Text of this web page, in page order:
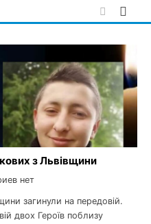
з Львівщини
нет
загинули на передовій.
двох Героїв поблизу